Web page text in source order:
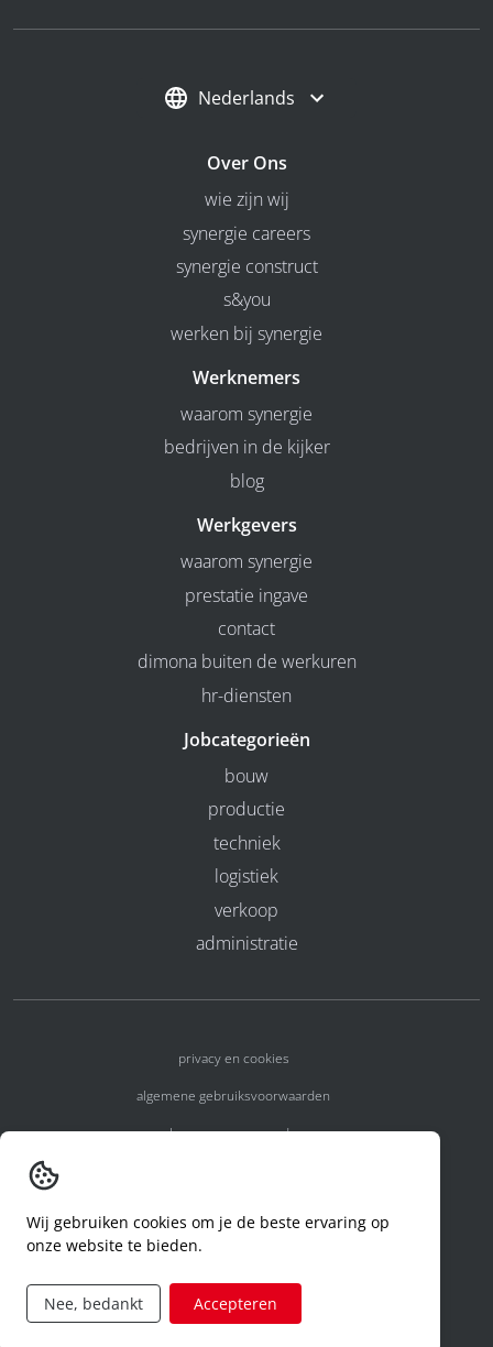
Nederlands
Over Ons
wie zijn wij
synergie careers
synergie construct
s&you
werken bij synergie
Werknemers
waarom synergie
bedrijven in de kijker
blog
Werkgevers
waarom synergie
prestatie ingave
contact
dimona buiten de werkuren
hr-diensten
Jobcategorieën
bouw
productie
techniek
logistiek
verkoop
administratie
privacy en cookies
algemene gebruiksvoorwaarden
algemene voorwaarden
code of conduct
aanvraag rechten ivm privacy
Wij gebruiken cookies om je de beste ervaring op
onze website te bieden.
Nee, bedankt Accepteren